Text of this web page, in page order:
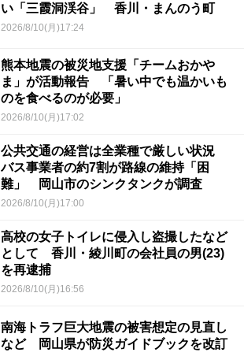
い「三霞洞渓谷」 香川・まんのう町
2026/8/10(月)17:24
熊本地震の被災地支援「チームおかや
ま」が活動報告 「暑い中でも温かいも
のを食べるのが必要」
2026/8/10(月)17:02
公共交通の経営は全業種で厳しい状況
バス事業者の約7割が路線の維持「困
難」 岡山市のシンクタンクが調査
2026/8/10(月)17:00
高校の女子トイレに侵入し盗撮したなど
として 香川・綾川町の会社員の男(23)
を再逮捕
2026/8/10(月)16:56
南海トラフ巨大地震の被害想定の見直し
など 岡山県が防災ガイドブックを改訂